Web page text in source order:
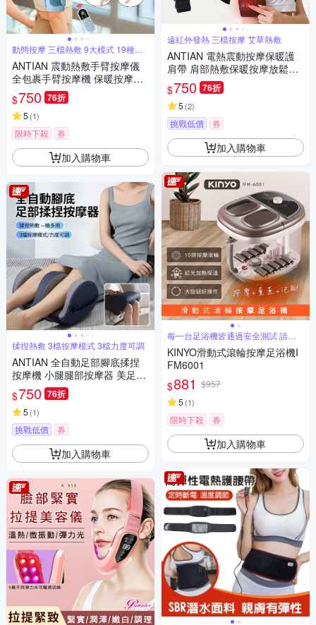
動態按摩 三檔熱敷 9大模式 19種力
度
ANTIAN 震動熱敷手臂按摩儀
全包裹手臂按摩機 保暖按摩放
鬆器 三檔熱敷暖手器（交換禮
物）
$750 76折
5 (1)
限時下殺 券
加入購物車
揉捏熱敷 3檔按摩模式 3檔力度可調
ANTIAN 全自動足部腳底揉捏
按摩機 小腿腿部按摩器 美足美
腿足療機 腳底放鬆神器
$750 76折
5 (1)
挑戰低價 券
加入購物車
遠紅外發熱 三檔按摩 艾草熱敷
ANTIAN 電熱震動按摩保暖護
肩帶 肩部熱敷保暖按摩放鬆器
手臂按摩機 肩膀運動護具
$750 76折
5 (2)
挑戰低價 券
加入購物車
每一台足浴機皆通過安全測試 請安
心使用
KINYO滑動式滾輪按摩足浴機I
FM6001
$881 $957
5 (1)
限時下殺 券
加入購物車